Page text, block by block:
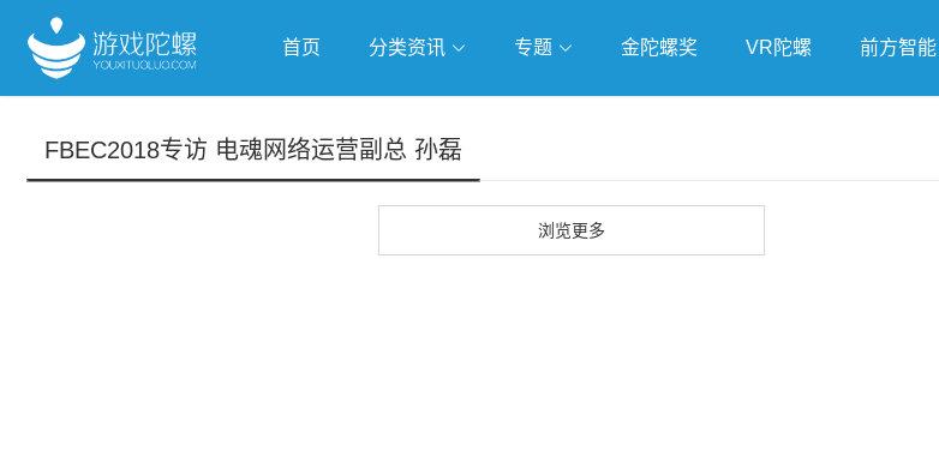
首页 分类资讯 专题
跨界Talk
金陀螺奖 VR陀螺 前方智能
FBEC2018专访 电魂网络运营副总 孙磊
浏览更多